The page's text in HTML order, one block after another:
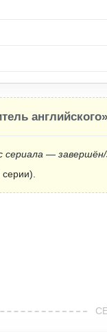
английского»
— завершён/